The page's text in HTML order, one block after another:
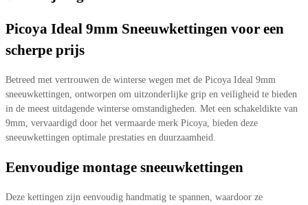
Picoya Ideal 9mm Sneeuwkettingen voor een
scherpe prijs
Betreed met vertrouwen de winterse wegen met de Picoya Ideal 9mm
sneeuwkettingen, ontworpen om uitzonderlijke grip en veiligheid te bieden
in de meest uitdagende winterse omstandigheden. Met een schakeldikte van
9mm, vervaardigd door het vermaarde merk Picoya, bieden deze
sneeuwkettingen optimale prestaties en duurzaamheid.
Eenvoudige montage sneeuwkettingen
Deze kettingen zijn eenvoudig handmatig te spannen, waardoor ze